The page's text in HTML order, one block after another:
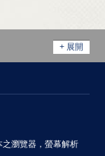
+ 展開
瀏覽器，螢幕解析